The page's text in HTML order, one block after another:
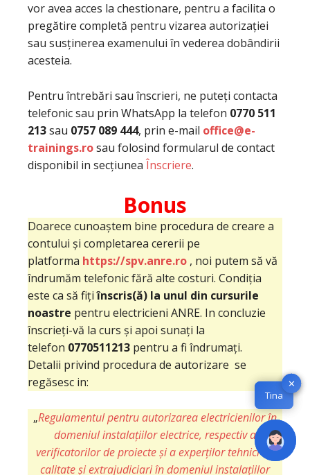
vor avea acces la chestionare, pentru a facilita o
pregătire completă pentru vizarea autorizației
sau susținerea examenului în vederea dobândirii
acesteia.
Pentru întrebări sau înscrieri, ne puteți contacta
telefonic sau prin WhatsApp la telefon 0770 511
213sau 0757 089 444, prin e-mail office@e-
trainings.rosau folosind formularul de contact
disponibil in secțiunea Înscriere.
Bonus
Doarece cunoaștem bine procedura de creare a
contului și completarea cererii pe
platforma https://spv.anre.ro , noi putem să vă
îndrumăm telefonic fără alte costuri. Condiția
este ca să fițiînscris(ă) la unul din cursurile
noastre pentru electricieni ANRE. In concluzie
înscrieți-vă la curs și apoi sunați la
telefon 0770511213 pentru a fi îndrumați.
Detalii privind procedura de autorizare se
regăsesc in:
„Regulamentul pentru autorizarea electricienilor în
domeniul instalațiilor electrice, respectiv a
verificatorilor de proiecte și a experților tehnici de
calitate și extrajudiciari în domeniul instalațiilor
✕
Tina
✕
Tina